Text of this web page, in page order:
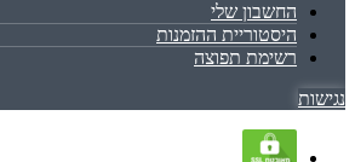
החשבון שלי
היסטוריית ההזמנות
רשימת תפוצה
נגישות